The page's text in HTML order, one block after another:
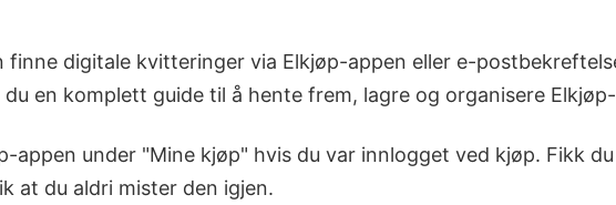
finne digitale kvitteringer via Elkjøp-appen eller e-
en komplett guide til å hente frem, lagre og organisere
under "Mine kjøp" hvis du var innlogget ved kjøp. Fikk
at du aldri mister den igjen.